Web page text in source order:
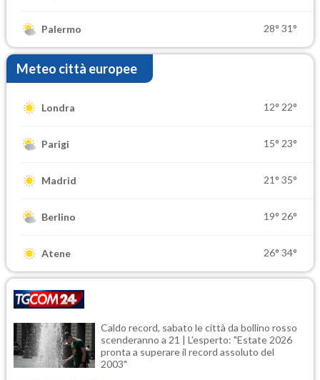
Palermo 28° 31°
Meteo città europee
Londra 12° 22°
Parigi 15° 23°
Madrid 21° 35°
Berlino 19° 26°
Atene 26° 34°
Caldo record, sabato le città da bollino rosso
scenderanno a 21 | L'esperto: "Estate 2026
pronta a superare il record assoluto del
2003"